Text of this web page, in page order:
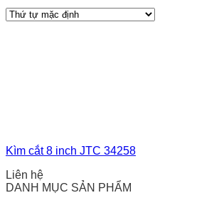
Kìm cắt 8 inch JTC 34258
Liên hệ
DANH MỤC SẢN PHẨM